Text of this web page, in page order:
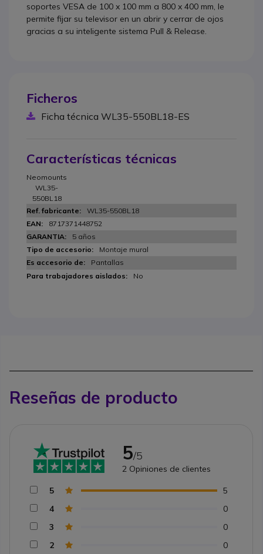
soportes VESA de 100 x 100 mm a 800 x 400 mm, le
permite fijar su televisor en un abrir y cerrar de ojos
gracias a su inteligente sistema Pull & Release.
Ficheros
Ficha técnica WL35-550BL18-ES
Características técnicas
Neomounts
WL35-
550BL18
WL35-550BL18
8717371448752
5 años
Montaje mural
Pantallas
No
Reseñas de producto
5/5
2 Opiniones de clientes
5
5
4
0
3
0
2
0